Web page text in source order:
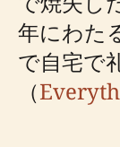
年にわた
で自宅で
（